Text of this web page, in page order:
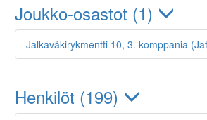
Joukko-osastot (1)
Jalkaväkirykmentti 10, 3. komppania
Henkilöt (199)